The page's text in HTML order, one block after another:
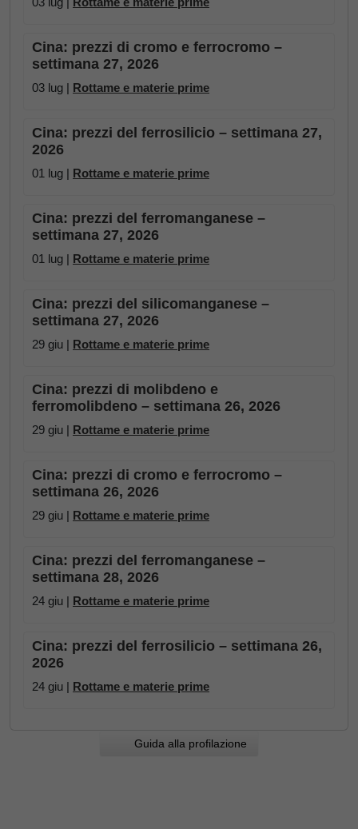
Cina: prezzi di cromo e ferrocromo –
settimana 27, 2026
03 lug | Rottame e materie prime
Cina: prezzi del ferrosilicio – settimana 27,
2026
01 lug | Rottame e materie prime
Cina: prezzi del ferromanganese –
settimana 27, 2026
01 lug | Rottame e materie prime
Cina: prezzi del silicomanganese –
settimana 27, 2026
29 giu | Rottame e materie prime
Cina: prezzi di molibdeno e
ferromolibdeno – settimana 26, 2026
29 giu | Rottame e materie prime
Cina: prezzi di cromo e ferrocromo –
settimana 26, 2026
29 giu | Rottame e materie prime
Cina: prezzi del ferromanganese –
settimana 28, 2026
24 giu | Rottame e materie prime
Cina: prezzi del ferrosilicio – settimana 26,
2026
24 giu | Rottame e materie prime
Guida alla profilazione